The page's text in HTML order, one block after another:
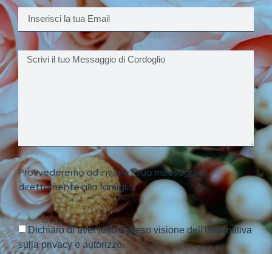
Provvederemo ad inviare il tuo messaggio
direttamente alla famiglia.
Dichiaro di aver letto e preso visione dell'informativa
sulla privacy e autorizzo.